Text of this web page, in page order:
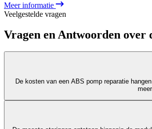
Meer informatie
Veelgestelde vragen
Vragen en Antwoorden over
De kosten van een ABS pomp reparatie